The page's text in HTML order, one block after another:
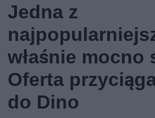
Jedna z
właśnie mocno
Oferta
do Dino